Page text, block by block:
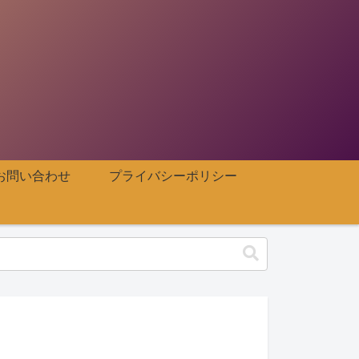
問い合わせ プライバシーポリシー